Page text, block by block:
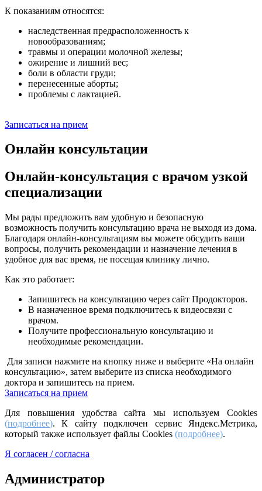
К показаниям относятся:
наследственная предрасположенность к
новообразованиям;
травмы и операции молочной железы;
ожирение и лишний вес;
боли в области груди;
перенесенные аборты;
проблемы с лактацией.
Записаться на прием
Онлайн консультации
Онлайн-консультация с врачом узкой
специализации
Мы рады предложить вам удобную и безопасную
возможность получить консультацию врача не выходя из дома.
Благодаря онлайн-консультациям вы можете обсудить ваши
вопросы, получить рекомендации и назначение лечения в
удобное для вас время, не посещая клинику лично.
Как это работает:
Запишитесь на консультацию через сайт Продокторов.
В назначенное время подключитесь к видеосвязи с
врачом.
Получите профессиональную консультацию и
необходимые рекомендации.
Для записи нажмите на кнопку ниже и выберите «На онлайн
консультацию», затем выберите из списка необходимого
доктора и запишитесь на прием.
Записаться на прием
Для повышения удобства сайта мы используем Cookies
(подробнее). К сайту подключен сервис Яндекс.Метрика,
который также использует файлы Cookies (подробнее).
Я согласен / согласна
Администратор